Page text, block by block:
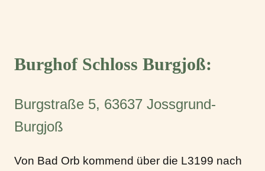
Burghof Schloss Burgjoß:
Burgstraße 5, 63637 Jossgrund-
Burgjoß
Von Bad Orb kommend über die L3199 nach